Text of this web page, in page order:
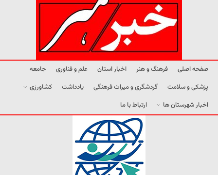
صفحه اصلی فرهنگ و هنر اخبار استان علم و فناوری
جامعه
پزشکی و سلامت
گردشگری و میراث فرهنگی یادداشت
کشاورزی
اخبار شهرستان ها
ارتباط با ما